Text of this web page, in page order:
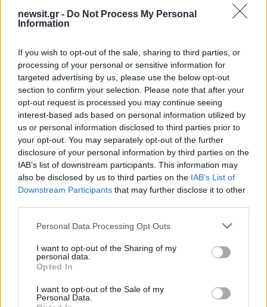
newsit.gr - Do Not Process My Personal
Information
If you wish to opt-out of the sale, sharing to third parties, or
processing of your personal or sensitive information for
targeted advertising by us, please use the below opt-out
section to confirm your selection. Please note that after your
opt-out request is processed you may continue seeing
interest-based ads based on personal information utilized by
us or personal information disclosed to third parties prior to
your opt-out. You may separately opt-out of the further
disclosure of your personal information by third parties on the
IAB’s list of downstream participants. This information may
also be disclosed by us to third parties on the IAB’s List of
Downstream Participants that may further disclose it to other
Please note that this website/app uses one or more Google
not limited to your visit or usage behaviour. You may click to
grant or deny consent to Google and its third-party tags to
use your data for below specified purposes in below Google
consent section.
Personal Data Processing Opt Outs
I want to opt-out of the Sharing of my
personal data.
Opted In
I want to opt-out of the Sale of my
Personal Data.
«Δεν λειτουργούν» οι ευρωπαϊκές
κυρώσεις, λέει η Μόσχα
Ωστόσο, το ρωσικό υπουργείο Εξωτερικών
υποστήριξε ότι οι κυρώσεις της Ευρωπαϊκής
Ένωσης εναντίον της Ρωσίας λειτουργούν
κυρίως εναντίον του ίδιου του ευρωπαϊκού
συνασπισμού, προσθέτοντας ότι οι ελίτ της ΕΕ
δεν μπορούν απλούστατα να δεχθούν ότι οι
κυρώσεις τους δεν λειτουργούν.
Το ρωσικό υπουργείο Εξωτερικών ανακοίνωσε
επίσης σήμερα ότιοι αμερικανικές ενεργειακές
κυρώσεις είναι εξαιρετικά αντιπαραγωγικές
όσον αφορά την αναζήτηση της ειρήνης στην
Ουκρανία.